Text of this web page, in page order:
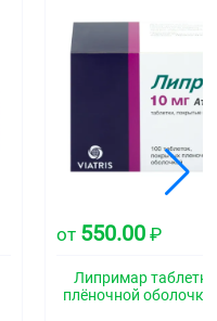
от 550.00 ₽
Липримар
плёночной